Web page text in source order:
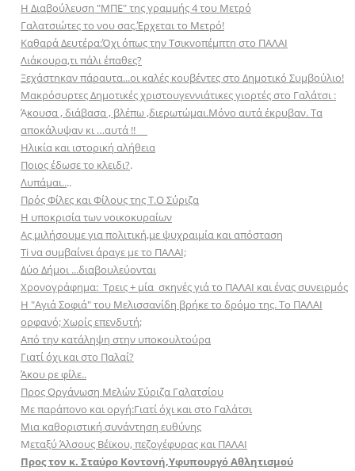
Η Διαβούλευση "ΜΠΕ" της γραμμής 4 του Μετρό
Γαλατσιώτες το νου σας.Έρχεται το Μετρό!
Καθαρά Δευτέρα:Όχι όπως την Τσικνοπέμπτη στο ΠΑΛΑΙ
Λιάκουρα,τι πάλι έπαθες?
Ξεχάστηκαν πάραυτα...οι καλές κουβέντες στο Δημοτικό Συμβούλιο!
Μακρόσυρτες Δημοτικές χριστουγεννιάτικες γιορτές στο Γαλάτσι :
Άκουσα , διάβασα , βλέπω ,διερωτώμαι.Μόνο αυτά έκρυβαν. Τα
αποκάλυψαν κι …αυτά !!
Ηλικία και ιστορική αλήθεια
Ποιος έδωσε το κλειδι?.
Λυπάμαι....
Πρός Φίλες και Φίλους της Τ.Ο Σύριζα
Η υποκρισία των νοικοκυραίων
Aς μιλήσουμε για πολιτική,με ψυχραιμία και απόσταση
Ti να συμβαίνει άραγε με το ΠΑΛΑΙ;
Δύο Δήμοι ...διαβουλεύονται
Χρονογράφημα: Τρεις + μία σκηνές γιά το ΠΑΛΑΙ και ένας συνειρμός
Η "Αγιά Σοφιά" του Μελισσανίδη βρήκε το δρόμο της. Το ΠΑΛΑΙ
ορφανό; Χωρίς επενδυτή;
Aπό την κατάληψη στην υποκουλτούρα
Γιατί όχι και στο Παλαί?
Άκου ρε φίλε..
Προς Οργάνωση Μελών Σύριζα Γαλατσίου
Με παράπονο και οργή:Γιατί όχι και στο Γαλάτσι
Μια καθοριστική συνάντηση ευθύνης
Μεταξύ Άλσους Βέϊκου, πεζογέφυρας και ΠΑΛΑΙ
Προς τον κ. Σταύρο Κοντονή,Υφυπουργό Αθλητισμού